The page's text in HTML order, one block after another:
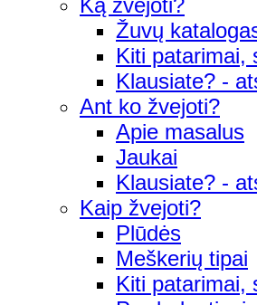
Žuvų
Kiti patarimai,
Klausiate? -
Ant ko žvejoti?
Apie masalus
Jaukai
Klausiate? -
Kaip žvejoti?
Plūdės
Meškerių tipai
Kiti patarimai,